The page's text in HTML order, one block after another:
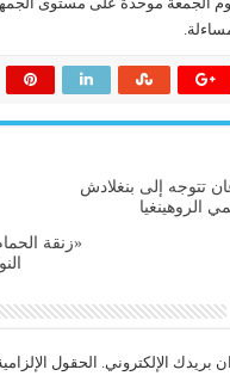
تتوجه إلى بنغلادش
الروهينغيا
«زنقة
بريدك الإلكتروني. الحقول